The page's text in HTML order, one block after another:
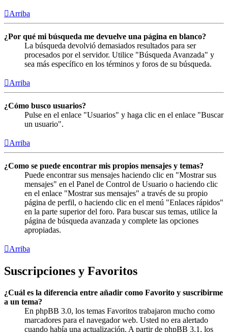
Arriba
¿Por qué mi búsqueda me devuelve una página en blanco?
La búsqueda devolvió demasiados resultados para ser
procesados por el servidor. Utilice "Búsqueda Avanzada" y
sea más específico en los términos y foros de su búsqueda.
Arriba
¿Cómo busco usuarios?
Pulse en el enlace "Usuarios" y haga clic en el enlace "Buscar
un usuario".
Arriba
¿Como se puede encontrar mis propios mensajes y temas?
Puede encontrar sus mensajes haciendo clic en "Mostrar sus
mensajes" en el Panel de Control de Usuario o haciendo clic
en el enlace "Mostrar sus mensajes" a través de su propio
página de perfil, o haciendo clic en el menú "Enlaces rápidos"
en la parte superior del foro. Para buscar sus temas, utilice la
página de búsqueda avanzada y complete las opciones
apropiadas.
Arriba
Suscripciones y Favoritos
¿Cuál es la diferencia entre añadir como Favorito y suscribirme
a un tema?
En phpBB 3.0, los temas Favoritos trabajaron mucho como
marcadores para el navegador web. Usted no era alertado
cuando había una actualización. A partir de phpBB 3.1, los